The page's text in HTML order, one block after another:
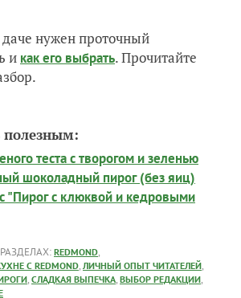
готовить просто. Готовьте на